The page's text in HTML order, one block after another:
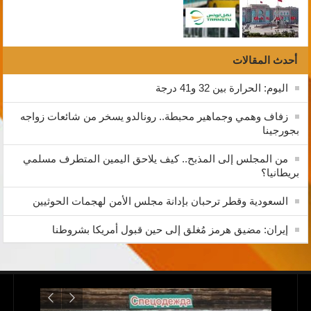
أحدث المقالات
اليوم: الحرارة بين 32 و41 درجة
زفاف وهمي وجماهير محبطة.. رونالدو يسخر من شائعات زواجه
بجورجينا
من المجلس إلى المذبح.. كيف يلاحق اليمين المتطرف مسلمي
بريطانيا؟
السعودية وقطر ترحبان بإدانة مجلس الأمن لهجمات الحوثيين
إيران: مضيق هرمز مُغلق إلى حين قبول أمريكا بشروطنا